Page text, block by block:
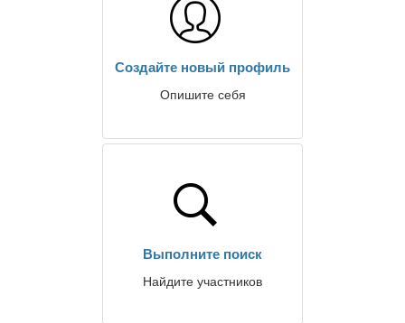
Создайте новый профиль
Опишите себя
Выполните поиск
Найдите участников